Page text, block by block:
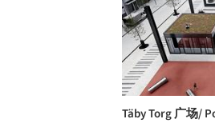
Täby Torg 广场/